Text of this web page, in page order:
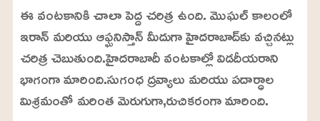
ఈ వంటకానికి చాలా పెద్ద చరిత్ర ఉంది. మొఘల్ కాలంలో
ఇరాన్ మరియు ఆఫ్ఘనిస్తాన్ మీదుగా హైదరాబాద్‌కు వచ్చినట్లు
చరిత్ర చెబుతుంది.హైదరాబాదీ వంటకాల్లో విడదీయరాని
భాగంగా మారింది.సుగంధ ద్రవ్యాలు మరియు పదార్ధాల
మిశ్రమంతో మరింత మెరుగుగా,రుచికరంగా మారింది.